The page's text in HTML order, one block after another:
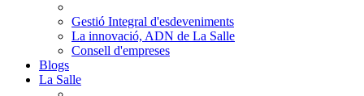
Gestió Integral d'esdeveniments
La innovació, ADN de La Salle
Consell d'empreses
Blogs
La Salle